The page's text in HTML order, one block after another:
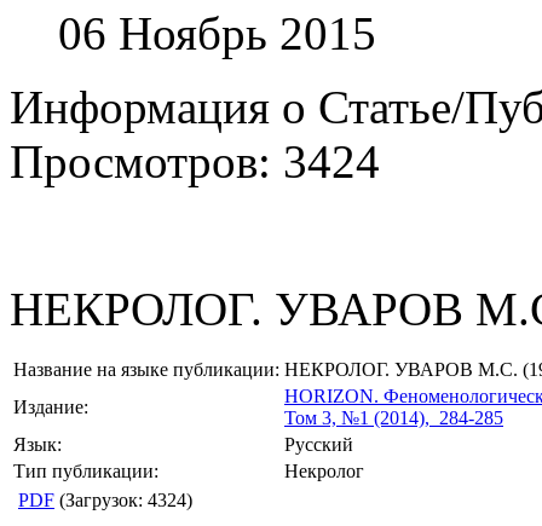
06 Ноябрь 2015
Информация о Статье/
Просмотров: 3424
НЕКРОЛОГ. УВАРОВ
Название на языке публикации: НЕКРОЛОГ. УВАРОВ М.С.
Издание:
HORIZON.
Том 3, №1 (2014), 284-285
Язык:
Русский
Тип публикации:
Некролог
PDF (Загрузок: 4324)